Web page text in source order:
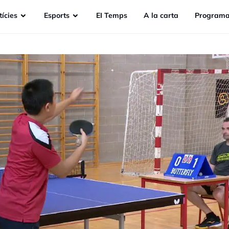
Esports EI Temps A la carta